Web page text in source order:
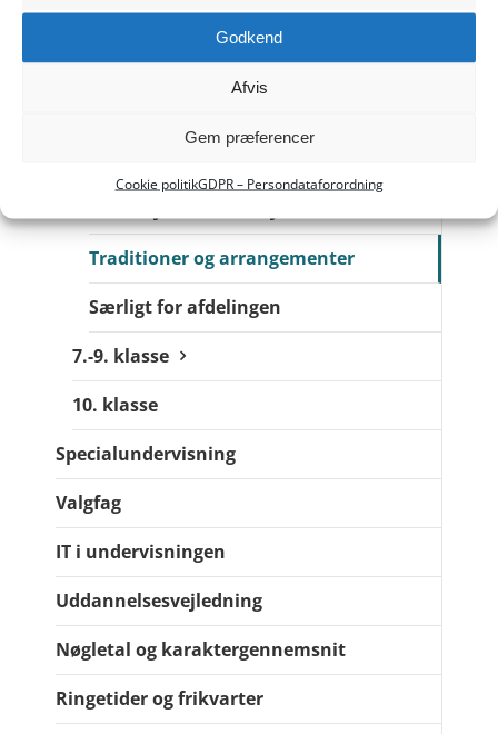
Godkend
Afvis
Gem præferencer
Cookie politikGDPR – Persondataforordning
Afdelinger
SFO
Traditioner og arrangementer
Særligt for afdelingen
7.-9. klasse
10. klasse
Specialundervisning
Valgfag
IT i undervisningen
Uddannelsesvejledning
Nøgletal og karaktergennemsnit
Ringetider og frikvarter